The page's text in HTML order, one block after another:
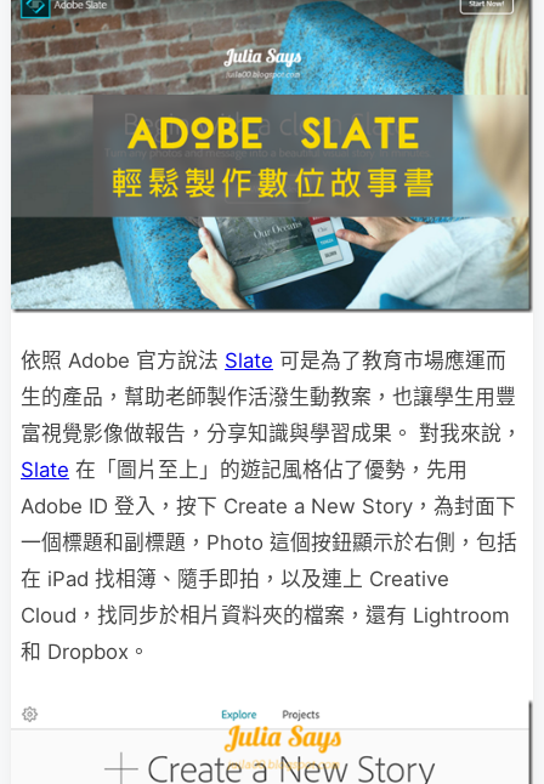
依照 Adobe 官方說法 Slate 可是為了教育市場應運而
生的產品，幫助老師製作活潑生動教案，也讓學生用豐
富視覺影像做報告，分享知識與學習成果。 對我來說，
Slate 在「圖片至上」的遊記風格佔了優勢，先用
Adobe ID 登入，按下 Create a New Story，為封面下
一個標題和副標題，Photo 這個按鈕顯示於右側，包括
在 iPad 找相簿、隨手即拍，以及連上 Creative
Cloud，找同步於相片資料夾的檔案，還有 Lightroom
和 Dropbox。